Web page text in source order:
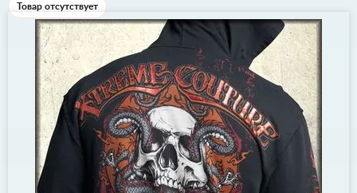
Товар отсутствует